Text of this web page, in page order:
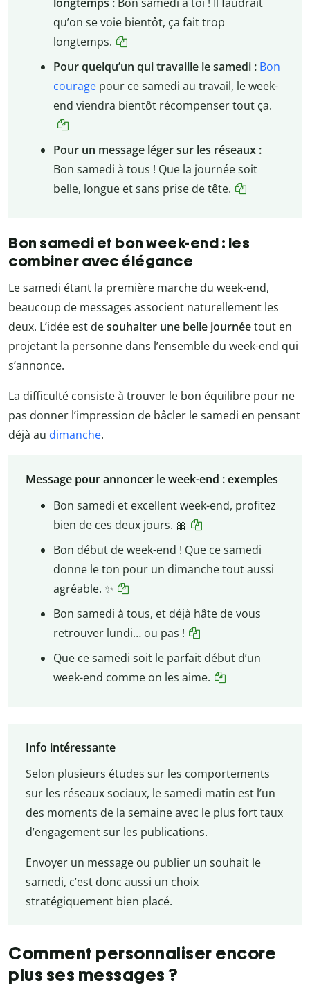
qu’on se voie bientôt, ça fait trop
longtemps.
Pour quelqu’un qui travaille le samedi : Bon
couragepour ce samedi au travail, le week-
end viendra bientôt récompenser tout ça.
Pour un message léger sur les réseaux :
Bon samedi à tous ! Que la journée soit
belle, longue et sans prise de tête.
Bon samedi et bon week-end : les
combiner avec élégance
Le samedi étant la première marche du week-end,
beaucoup de messages associent naturellement les
deux. L’idée est desouhaiter une belle journéetout en
projetant la personne dans l’ensemble du week-end qui
s’annonce.
La difficulté consiste à trouver le bon équilibre pour ne
pas donner l’impression de bâcler le samedi en pensant
déjà au dimanche.
Message pour annoncer le week-end : exemples
Bon samedi et excellent week-end, profitez
bien de ces deux jours. 🎀
Bon début de week-end ! Que ce samedi
donne le ton pour un dimanche tout aussi
agréable. ✨
Bon samedi à tous, et déjà hâte de vous
retrouver lundi… ou pas !
Que ce samedi soit le parfait début d’un
week-end comme on les aime.
Info intéressante
Selon plusieurs études sur les comportements
sur les réseaux sociaux, le samedi matin est l’un
des moments de la semaine avec le plus fort taux
d’engagement sur les publications.
Envoyer un message ou publier un souhait le
samedi, c’est donc aussi un choix
stratégiquement bien placé.
Comment personnaliser encore
plus ses messages ?